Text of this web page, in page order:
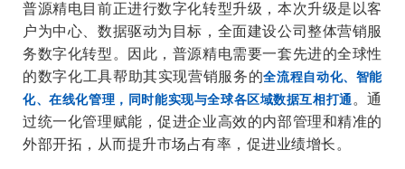
普源精电目前正进行数字化转型升级，本次升级是以客
户为中心、数据驱动为目标，全面建设公司整体营销服
务数字化转型。因此，普源精电需要一套先进的全球性
的数字化工具帮助其实现营销服务的全流程自动化、智能
化、在线化管理，同时能实现与全球各区域数据互相打通 。通
过统一化管理赋能，促进企业高效的内部管理和精准的
外部开拓，从而提升市场占有率，促进业绩增长。